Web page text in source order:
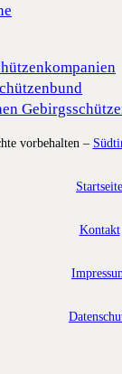
vorbehalten –
Startseite
Kontakt